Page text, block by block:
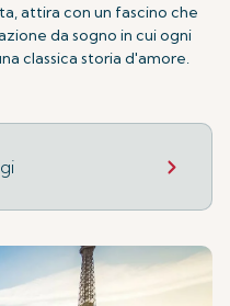
attira con un fascino che
da sogno in cui ogni
classica storia d'amore.